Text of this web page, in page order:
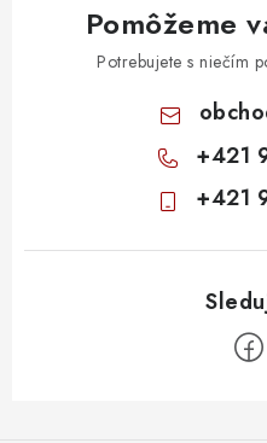
Pomôžeme
Potrebujete s niečím
+421
+421